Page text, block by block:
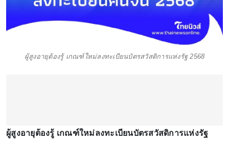
ผู้สูงอายุต้องรู้ เกณฑ์ใหม่ลงทะเบียนบัตรสวัสดิการแห่งรัฐ 2568
ผู้สูงอายุต้องรู้ เกณฑ์ใหม่ลงทะเบียนบัตรสวัสดิการแห่งรัฐ